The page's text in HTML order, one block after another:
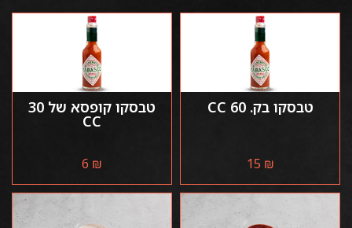
טבסקו בק. 60 CC
15 ₪
טבסקו קופסא של 30
CC
6 ₪